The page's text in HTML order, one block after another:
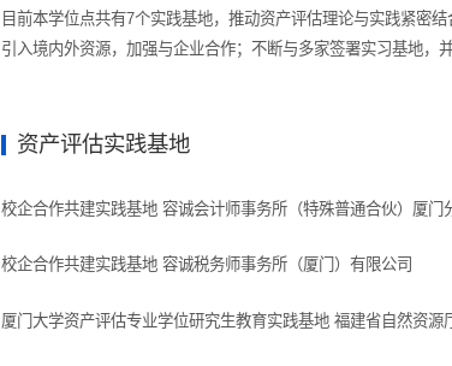
目前本学位点共有7个实践基地，推动资产评估理论与实践紧密
引入境内外资源，加强与企业合作；不断与多家签署实习基地，
资产评估实践基地
校企合作共建实践基地 容诚会计师事务所（特殊普通合伙）厦门
校企合作共建实践基地 容诚税务师事务所（厦门）有限公司
厦门大学资产评估专业学位研究生教育实践基地 福建省自然资源